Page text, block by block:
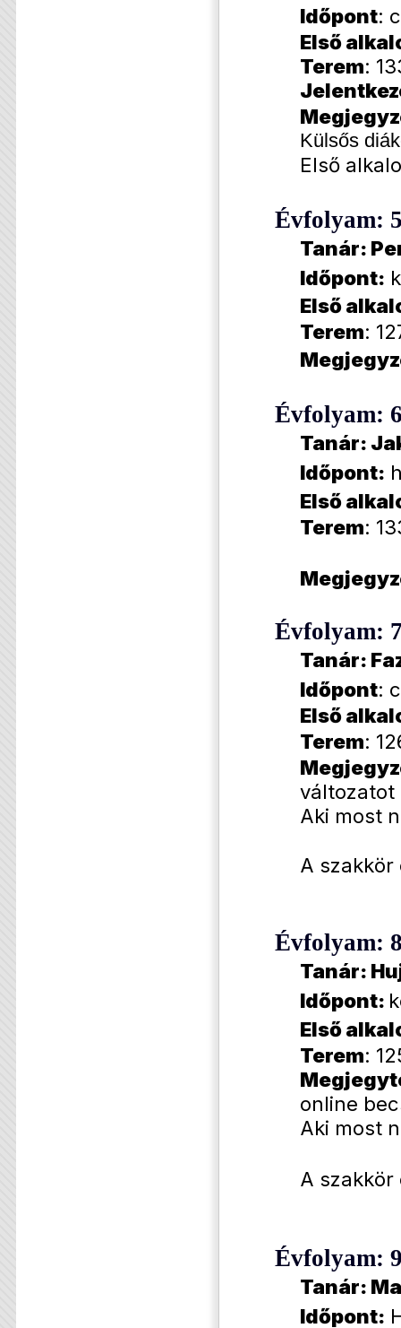
Időpont:
Első
Terem:
Külsős
Első
Évfolyam:
Tanár:
Időpont:
Első
Terem:
Évfolyam:
Tanár:
Időpont:
Első
Terem:
Évfolyam:
Tanár:
Időpont:
Első
Terem:
változatot
Aki most
A
Évfolyam:
Tanár:
Időpont:
Első
Terem:
online
Aki most
A
Évfolyam:
Tanár:
Időpont: